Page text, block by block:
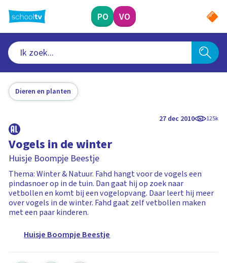
naar
hoofdinhoud
PO VO
Dieren en planten
27 dec 2010 125k
Vogels in de winter
Huisje Boompje Beestje
Thema: Winter & Natuur. Fahd hangt voor de vogels een
pindasnoer op in de tuin. Dan gaat hij op zoek naar
vetbollen en komt bij een vogelopvang. Daar leert hij meer
over vogels in de winter. Fahd gaat zelf vetbollen maken
met een paar kinderen.
Huisje Boompje Beestje